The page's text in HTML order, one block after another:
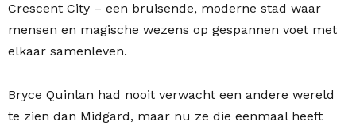
Crescent City – een bruisende, moderne stad waar
mensen en magische wezens op gespannen voet met
elkaar samenleven.
Bryce Quinlan had nooit verwacht een andere wereld
te zien dan ­Midgard, maar nu ze die eenmaal heeft